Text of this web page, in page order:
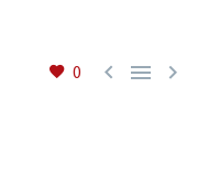
0   